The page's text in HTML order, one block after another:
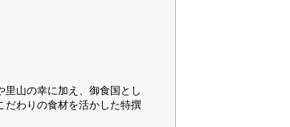
山の幸に加え、御食国とし
わりの食材を活かした特撰